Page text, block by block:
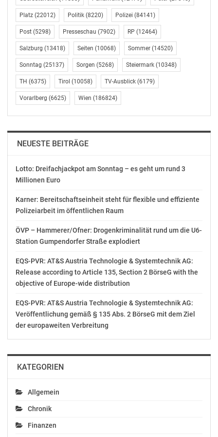
In der Nachhaltigkeitsstrategie wurde festgelegt, dass
täglich in Österreich nicht mehr als maximal 2,5 Hektar
Boden verbaut wird. Aktuell liegt die Zahl hingegen bei
16 Hektar, umgerechnet rund 23 Fußballfelder.
Dadurch verliert Österreich jährlich 0,5 Prozent seiner
landwirtschaftlichen Flächen. Das bedeutet, dass es in
200 Jahren bei Fortschreiten dieser Entwicklung so gut
wie keine Agrarflächen mehr in Österreich gäbe. Dies
wiederum widerspricht dem bisherigen Staatsziel zur
Das ursprüngliche Bundesverfassungsgesetz über den
Konrad-Lorenz-Volksbegehren gegen das Kraftwerk
Hainburg von 1984, in dem ein Grundrecht auf
Nationalparks gefordert wurde. „Das Staatsziel über
Ergebnisse des Konrad-Lorenz-Volksbegehrens und
markiert den Beginn der modernen Umwelt- und
wäre ein Verrat an über 350.000 Österreicherinnen und
Österreichern, die das Volksbegehren damals
unterschrieben haben. Wir fordern daher
Wirtschaftsministerin Margarete Schramböck auf, ihren
Entwurf zurückzunehmen“, so Hammer.
Sie unter:
https://bit.ly/2ILK5Qu
Lukas Hammer
Tel.:+43 (0)664 612 67 22
E-Mail: lukas.hammer@greenpeace.org
Platz (22012) Politik (8220) Polizei (84141)
Post (5298) Presseschau (7902) RP (12464)
Salzburg (13418) Seiten (10068) Sommer (14520)
Sonntag (25137) Sorgen (5268) Steiermark (10348)
TH (6375) Tirol (10058) TV-Ausblick (6179)
Vorarlberg (6625) Wien (186824)
NEUESTE BEITRÄGE
Lotto: Dreifachjackpot am Sonntag – es geht um rund 3
Millionen Euro
Karner: Bereitschaftseinheit steht für flexible und effiziente
Polizeiarbeit im öffentlichen Raum
ÖVP – Hammerer/Ofner: Drogenkriminalität rund um die U6-
Station Gumpendorfer Straße explodiert
EQS-PVR: AT&S Austria Technologie & Systemtechnik AG:
Release according to Article 135, Section 2 BörseG with the
objective of Europe-wide distribution
EQS-PVR: AT&S Austria Technologie & Systemtechnik AG:
Veröffentlichung gemäß § 135 Abs. 2 BörseG mit dem Ziel
der europaweiten Verbreitung
KATEGORIEN
Allgemein
Chronik
Finanzen